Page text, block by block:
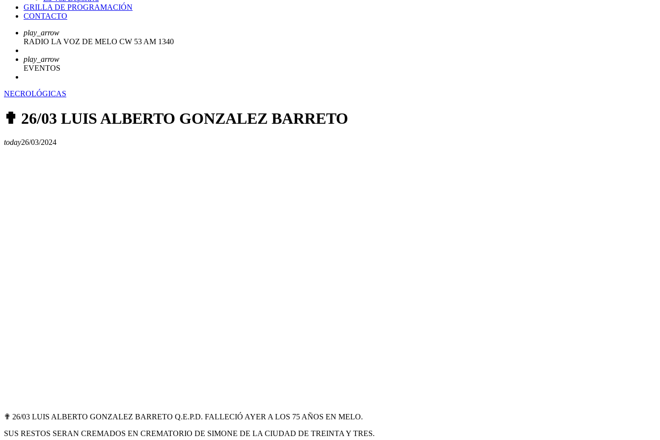
GRILLA DE PROGRAMACIÓN
CONTACTO
play_arrow
RADIO LA VOZ DE MELO CW 53 AM 1340
play_arrow
EVENTOS
NECROLÓGICAS
✟ 26/03 LUIS ALBERTO GONZALEZ BARRETO
today26/03/2024
✟ 26/03 LUIS ALBERTO GONZALEZ BARRETO Q.E.P.D. FALLECIÓ AYER A LOS 75 AÑOS EN MELO.
SUS RESTOS SERAN CREMADOS EN CREMATORIO DE SIMONE DE LA CIUDAD DE TREINTA Y TRES.